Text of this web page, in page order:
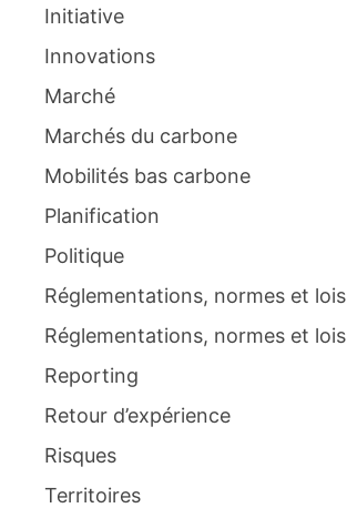
Initiative
Innovations
Marché
Marchés du carbone
Mobilités bas carbone
Planification
Politique
Réglementations, normes et lois
Réglementations, normes et lois
Reporting
Retour d’expérience
Risques
Territoires